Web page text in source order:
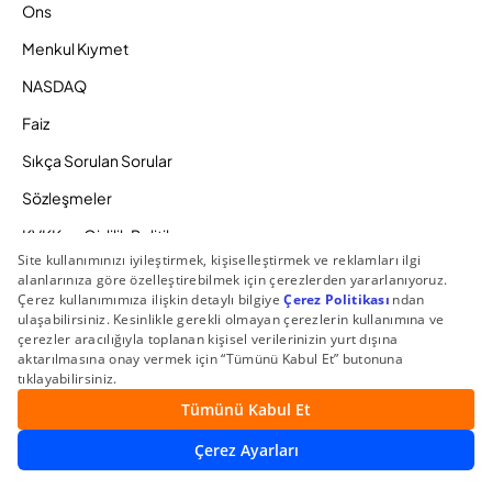
Ons
Menkul Kıymet
NASDAQ
Faiz
Sıkça Sorulan Sorular
Sözleşmeler
KVKK ve Gizlilik Politikamız
Ücretlendirme Politikası
Bilgi Toplumu Hizmetleri
Zaman Aşımına Uğrayacak Hesaplar
Duyurular ve Kampanyalar